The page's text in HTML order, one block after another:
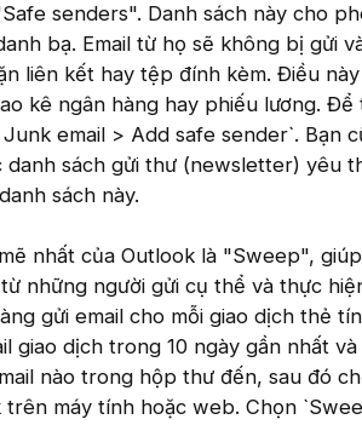
senders". Danh sách này cho
bạ. Email từ họ sẽ không bị gửi
liên kết hay tệp đính kèm. Điều
kê ngân hàng hay phiếu lương.
email > Add safe sender`. Bạn
danh sách gửi thư (newsletter) yêu
sách này.
nhất của Outlook là "Sweep",
những người gửi cụ thể và thực
gửi email cho mỗi giao dịch thẻ
giao dịch trong 10 ngày gần nhất
nào trong hộp thư đến, sau đó
máy tính hoặc web. Chọn